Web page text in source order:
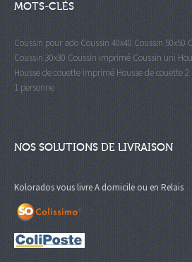
MOTS-CLÉS
Coussin pour ado Coussin 40x40 Coussin 50x50
Coussin 30x30 Coussin imprimé Coussin uni
Housse de couette imprimé Housse de couette
1 personne
NOS SOLUTIONS DE LIVRAISON
Kolorados vous livre A domicile ou en Relais